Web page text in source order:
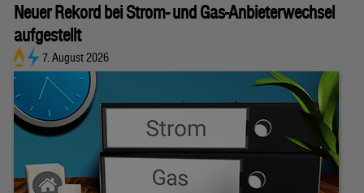
Neuer Rekord bei Strom- und Gas-Anbieterwechsel
aufgestellt
7. August 2026